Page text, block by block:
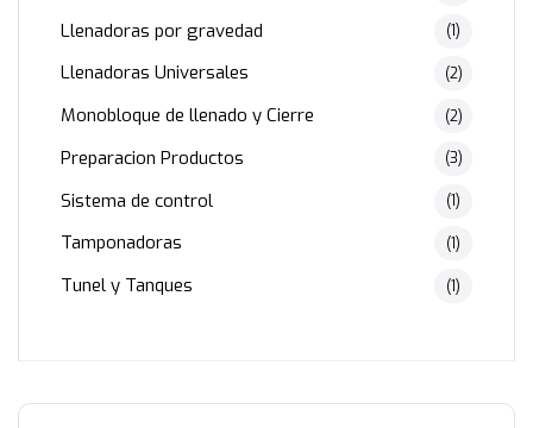
Llenadoras por gravedad (1)
Llenadoras Universales (2)
Monobloque de llenado y Cierre (2)
Preparacion Productos (3)
Sistema de control (1)
Tamponadoras (1)
Tunel y Tanques (1)